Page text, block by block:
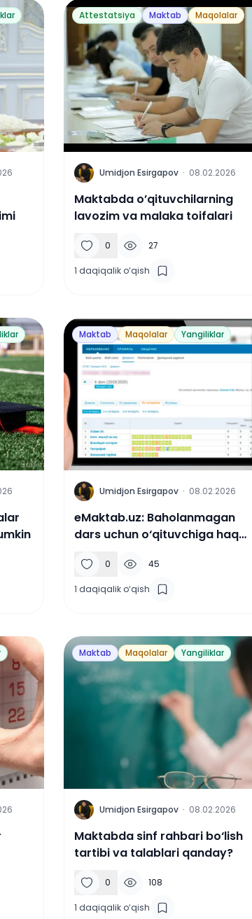
Attestatsiya Maktab Maqolalar
U Umidjon Esirgapov · 08.02.2026
Maktabda o’qituvchilarning
lavozim va malaka toifalari
0 27
1 daqiqalik o‘qish
Maktab Maqolalar Yangiliklar
U Umidjon Esirgapov · 08.02.2026
eMaktab.uz: Baholanmagan
dars uchun o‘qituvchiga haq
0 45
1 daqiqalik o‘qish
Maktab Maqolalar Yangiliklar
U Umidjon Esirgapov · 08.02.2026
Maktabda sinf rahbari bo‘lish
tartibi va talablari qanday?
0 108
1 daqiqalik o‘qish